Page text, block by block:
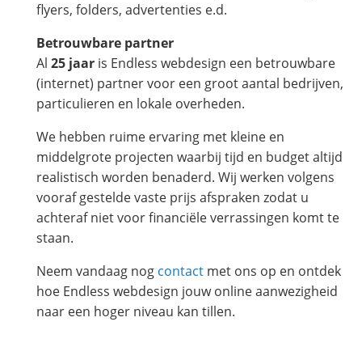
flyers, folders, advertenties e.d.
Betrouwbare partner
Al 25 jaar is Endless webdesign een betrouwbare
(internet) partner voor een groot aantal bedrijven,
particulieren en lokale overheden.
We hebben ruime ervaring met kleine en
middelgrote projecten waarbij tijd en budget altijd
realistisch worden benaderd. Wij werken volgens
vooraf gestelde vaste prijs afspraken zodat u
achteraf niet voor financiële verrassingen komt te
staan.
Neem vandaag nog contact met ons op en ontdek
hoe Endless webdesign jouw online aanwezigheid
naar een hoger niveau kan tillen.